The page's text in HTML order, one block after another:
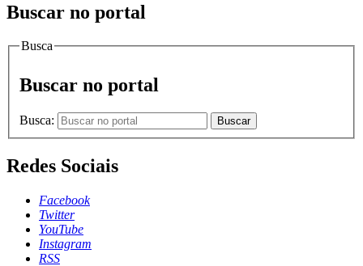
Buscar no portal
Busca
Buscar no portal
Busca: Buscar
Redes Sociais
Facebook
Twitter
YouTube
Instagram
RSS